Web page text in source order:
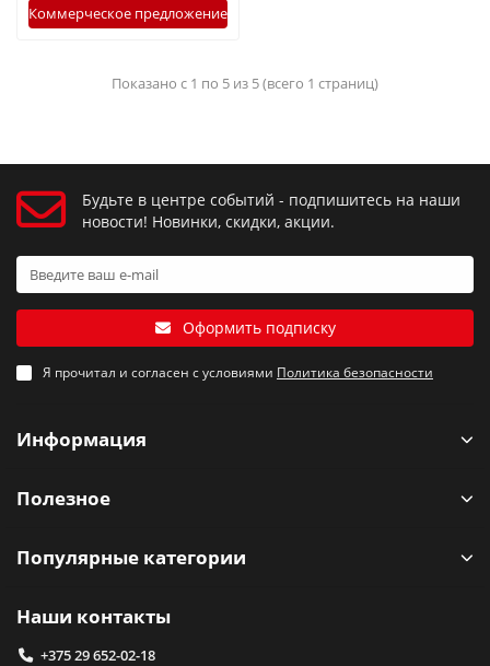
Коммерческое предложение
Показано с 1 по 5 из 5 (всего 1 страниц)
Будьте в центре событий - подпишитесь на наши
новости! Новинки, скидки, акции.
Оформить подписку
Я прочитал и согласен с условиями Политика безопасности
Информация
Полезное
Популярные категории
Наши контакты
+375 29 652-02-18